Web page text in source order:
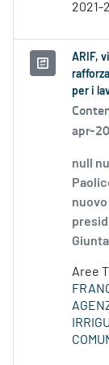
2021-
ARIF,
per i
apr-
null
Aree